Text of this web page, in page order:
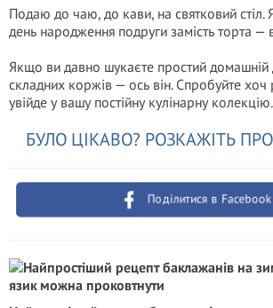
Подаю до чаю, до кави, на святковий стіл.
день народження подруги замість торта —
Якщо ви давно шукаєте простий домашній
складних коржів — ось він. Спробуйте хоч
увійде у вашу постійну кулінарну колекцію.
БУЛО ЦІКАВО? РОЗКАЖІТЬ
Поділитися в Facebook